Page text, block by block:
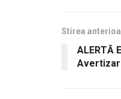
Stirea
ALERTĂ